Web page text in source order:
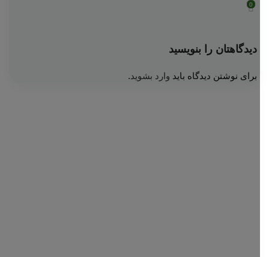
0
دیدگاهتان را بنویسید
برای نوشتن دیدگاه باید وارد بشوید .